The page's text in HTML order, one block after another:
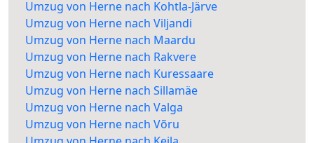
Umzug von Herne nach Kohtla-Järve
Umzug von Herne nach Viljandi
Umzug von Herne nach Maardu
Umzug von Herne nach Rakvere
Umzug von Herne nach Kuressaare
Umzug von Herne nach Sillamäe
Umzug von Herne nach Valga
Umzug von Herne nach Võru